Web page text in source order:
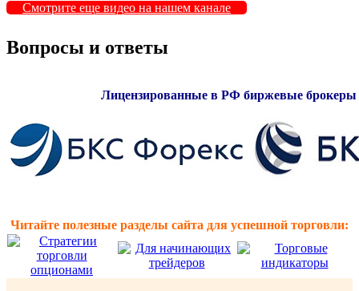
Смотрите еще видео на нашем канале
Вопросы и ответы
Лицензированные в РФ биржевые брокеры
Читайте полезные разделы сайта для успешной торговли: